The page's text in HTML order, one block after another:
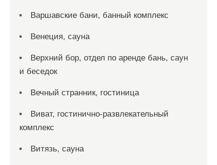
Варшавские бани, банный комплекс
Венеция, сауна
Верхний бор, отдел по аренде бань, саун
и беседок
Вечный странник, гостиница
Виват, гостинично-развлекательный
комплекс
Витязь, сауна